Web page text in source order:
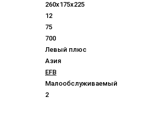
260x175x225
12
75
700
Левый плюс
Азия
EFB
Малообслуживаемый
2